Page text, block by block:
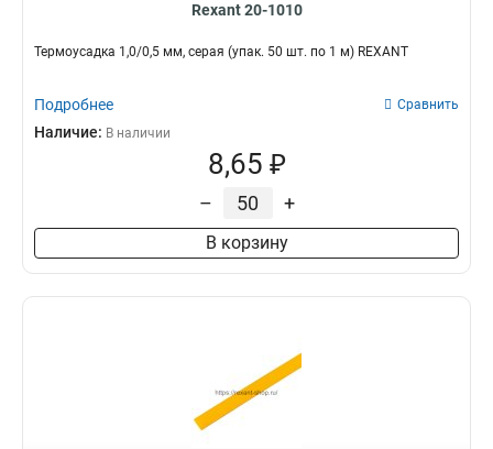
Rexant 20-1010
Термоусадка 1,0/0,5 мм, серая (упак. 50 шт. по 1 м) REXANT
Подробнее Сравнить
Наличие: В наличии
8,65 ₽
– +
В корзину